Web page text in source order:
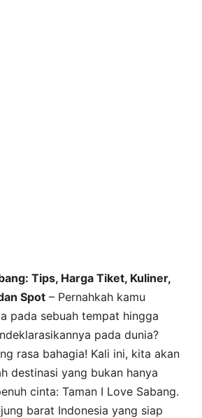
Tips, Harga Tiket, Kuliner,
Spot – Pernahkah kamu
pada sebuah tempat hingga
pada dunia?
rasa bahagia! Kali ini, kita akan
destinasi yang bukan hanya
cinta: Taman I Love Sabang.
barat Indonesia yang siap